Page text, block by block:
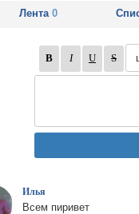
Лента 0
Илья
Всем пиривет